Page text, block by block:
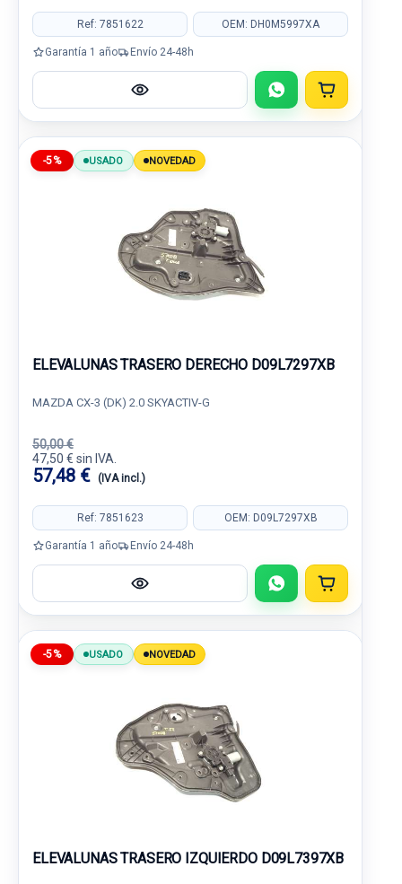
Ref: 7851622 OEM: DH0M5997XA
Garantía 1 año Envío 24-48h
-5% USADO NOVEDAD
ELEVALUNAS TRASERO DERECHO D09L7297XB
MAZDA CX-3 (DK) 2.0 SKYACTIV-G
50,00 €
47,50 € sin IVA.
57,48 € (IVA incl.)
Ref: 7851623 OEM: D09L7297XB
Garantía 1 año Envío 24-48h
-5% USADO NOVEDAD
ELEVALUNAS TRASERO IZQUIERDO D09L7397XB